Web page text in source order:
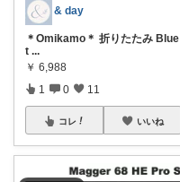
& day
＊Omikamo＊ 折りたたみ Blue
t ...
￥ 6,988
1 0 11
コレ いいね